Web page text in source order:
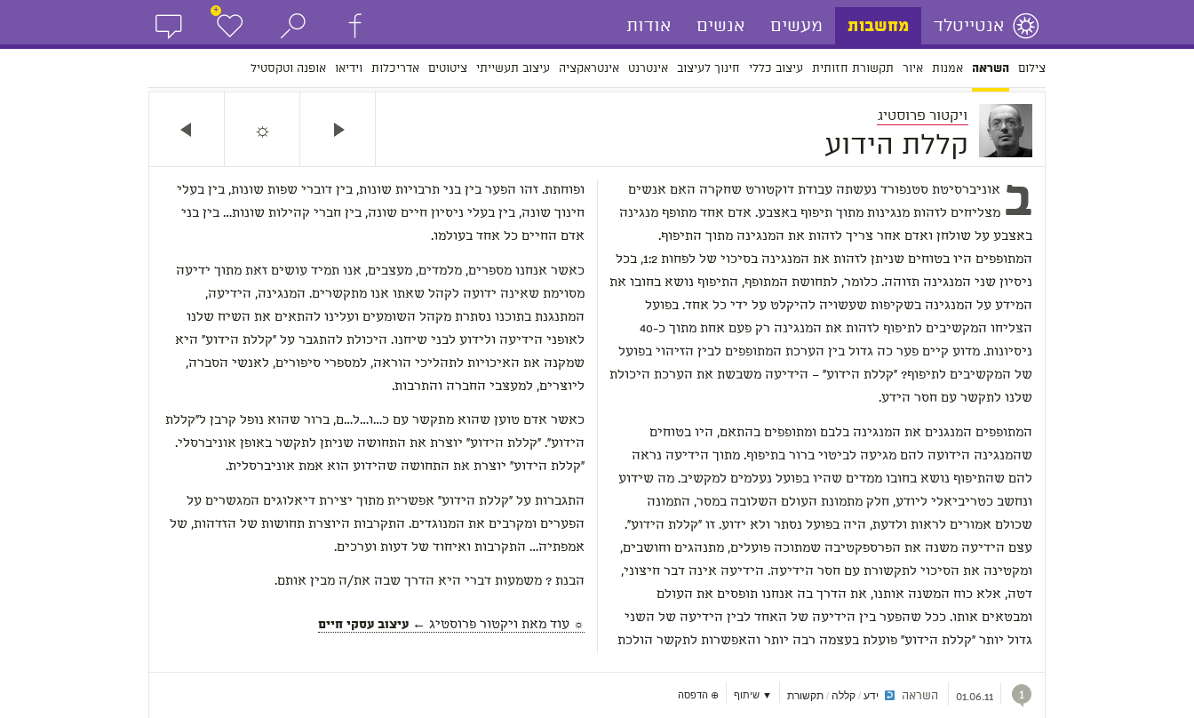
אנטייטלד מחשבות מעשים אנשים אודות
+
צילום השראה אמנות איור תקשורת חזותית עיצוב כללי חינוך לעיצוב אינטרנט אינטראקציה עיצוב תעשייתי ציטוטים אדריכלות וידיאו אופנה וטקסטיל
ויקטור פרוסטיג
קללת הידוע ☼
ב אוניברסיטת סטנפורד נעשתה עבודת דוקטורט שחקרה האם אנשים
מצליחים לזהות מנגינות מתוך תיפוף באצבע. אדם אחד מתופף מנגינה
באצבע על שולחן ואדם אחר צריך לזהות את המנגינה מתוך התיפוף.
המתופפים היו בטוחים שניתן לזהות את המנגינה בסיכוי של לפחות 1:2, בכל
ניסיון שני המנגינה תזוהה. כלומר, לתחושת המתופף, התיפוף נושא בחובו את
המידע על המנגינה בשקיפות שעשויה להיקלט על ידי כל אחד. בפועל
הצליחו המקשיבים לתיפוף לזהות את המנגינה רק פעם אחת מתוך כ-40
ניסיונות. מדוע קיים פער כה גדול בין הערכת המתופפים לבין הזיהוי בפועל
של המקשיבים לתיפוף? "קללת הידוע" – הידיעה משבשת את הערכת היכולת
שלנו לתקשר עם חסר הידע.
המתופפים המנגנים את המנגינה בלבם ומתופפים בהתאם, היו בטוחים
שהמנגינה הידועה להם מגיעה לביטוי ברור בתיפוף. מתוך הידיעה נראה
להם שהתיפוף נושא בחובו ממדים שהיו בפועל נעלמים למקשיב. מה שידוע
ונחשב כטריביאלי ליודע, חלק מתמונת העולם השלובה במסר, התמונה
שכולם אמורים לראות ולדעת, היה בפועל נסתר ולא ידוע. זו "קללת הידוע".
עצם הידיעה משנה את הפרספקטיבה שמתוכה פועלים, מתנהגים וחושבים,
ומקטינה את הסיכוי לתקשורת עם חסר הידיעה. הידיעה אינה דבר חיצוני,
דטה, אלא כוח המשנה אותנו, את הדרך בה אנחנו תופסים את העולם
ומבטאים אותו. ככל שהפער בין הידיעה של האחד לבין הידיעה של השני
גדול יותר "קללת הידוע" פועלת בעצמה רבה יותר והאפשרות לתקשר הולכת
ופוחתת. זהו הפער בין בני תרבויות שונות, בין דוברי שפות שונות, בין בעלי
חינוך שונה, בין בעלי ניסיון חיים שונה, בין חברי קהילות שונות… בין בני
אדם החיים כל אחד בעולמו.
כאשר אנחנו מספרים, מלמדים, מעצבים, אנו תמיד עושים זאת מתוך ידיעה
מסוימת שאינה ידועה לקהל שאתו אנו מתקשרים. המנגינה, הידיעה,
המתנגנת בתוכנו נסתרת מקהל השומעים ועלינו להתאים את השיח שלנו
לאופני הידיעה ולידוע לבני שיחנו. היכולת להתגבר על "קללת הידוע" היא
שמקנה את האיכויות לתהליכי הוראה, למספרי סיפורים, לאנשי הסברה,
ליוצרים, למעצבי החברה והתרבות.
כאשר אדם טוען שהוא מתקשר עם כ…ו…ל…ם, ברור שהוא נופל קרבן ל"קללת
הידוע". "קללת הידוע" יוצרת את התחושה שניתן לתקשר באופן אוניברסלי.
"קללת הידוע" יוצרת את התחושה שהידוע הוא אמת אוניברסלית.
התגברות על "קללת הידוע" אפשרית מתוך יצירת דיאלוגים המגשרים על
הפערים ומקרבים את המנוגדים. התקרבות היוצרת תחושות של הזדהות, של
אמפתיה… התקרבות ואיחוד של דעות וערכים.
הבנת ? משמעות דברי היא הדרך שבה את/ה מבין אותם.
☼ עוד מאת ויקטור פרוסטיג ← עיצוב עסקי חיים
1
01.06.11 השראה ידע/ קללה/ תקשורת ▼ שיתוף ⊕ הדפסה